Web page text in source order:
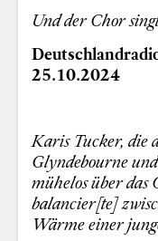
Und der Chor
25.10.2024
Karis Tucker, die
Glyndebourne
mühelos über das
balancier[te]
Wärme einer